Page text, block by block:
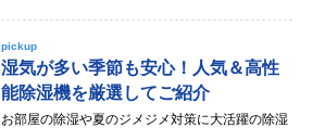
pickup
湿気が多い季節も安心！人気＆高性
能除湿機を厳選してご紹介
お部屋の除湿や夏のジメジメ対策に大活躍の除湿